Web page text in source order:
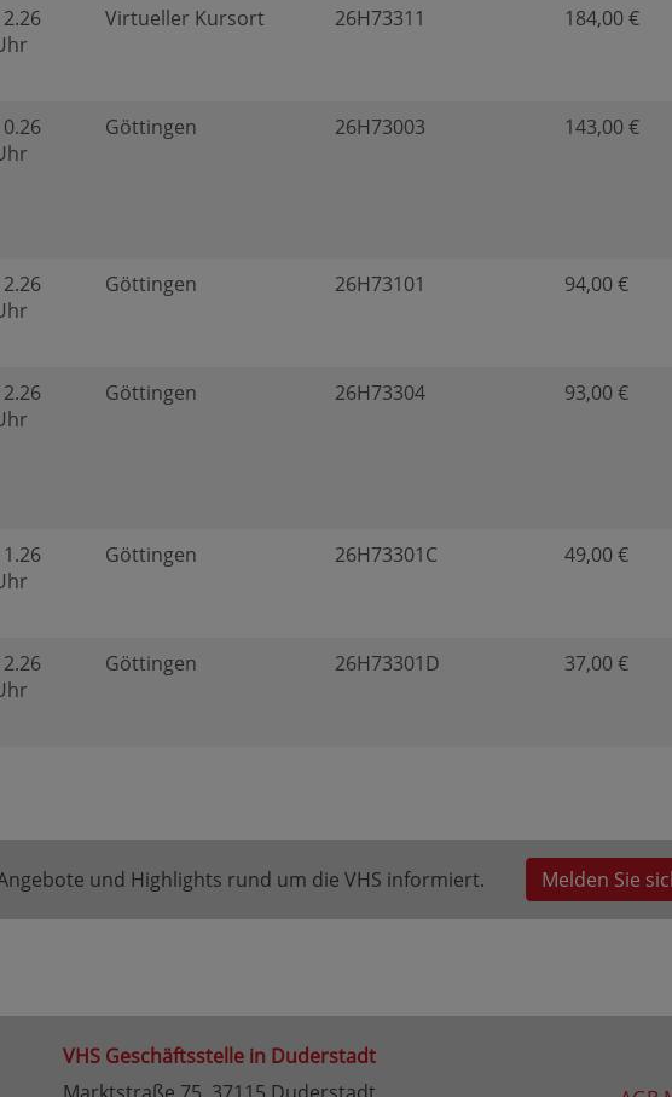
Virtueller Kursort 26H73311
184,00 €
Göttingen 26H73003
143,00 €
Göttingen 26H73101
94,00 €
Göttingen 26H73304
93,00 €
Göttingen 26H73301C
49,00 €
Göttingen 26H73301D
37,00 €
und Highlights rund um die VHS informiert. Melden Sie
VHS Geschäftsstelle in Duderstadt